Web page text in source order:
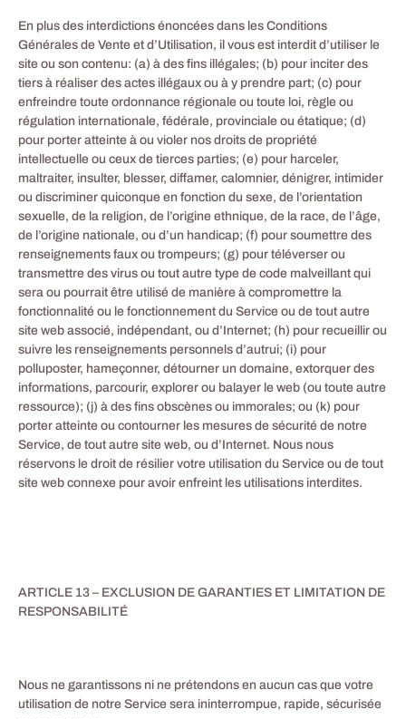
En plus des interdictions énoncées dans les Conditions
Générales de Vente et d’Utilisation, il vous est interdit d’utiliser le
site ou son contenu: (a) à des fins illégales; (b) pour inciter des
tiers à réaliser des actes illégaux ou à y prendre part; (c) pour
enfreindre toute ordonnance régionale ou toute loi, règle ou
régulation internationale, fédérale, provinciale ou étatique; (d)
pour porter atteinte à ou violer nos droits de propriété
intellectuelle ou ceux de tierces parties; (e) pour harceler,
maltraiter, insulter, blesser, diffamer, calomnier, dénigrer, intimider
ou discriminer quiconque en fonction du sexe, de l’orientation
sexuelle, de la religion, de l’origine ethnique, de la race, de l’âge,
de l’origine nationale, ou d’un handicap; (f) pour soumettre des
renseignements faux ou trompeurs; (g) pour téléverser ou
transmettre des virus ou tout autre type de code malveillant qui
sera ou pourrait être utilisé de manière à compromettre la
fonctionnalité ou le fonctionnement du Service ou de tout autre
site web associé, indépendant, ou d’Internet; (h) pour recueillir ou
suivre les renseignements personnels d’autrui; (i) pour
polluposter, hameçonner, détourner un domaine, extorquer des
informations, parcourir, explorer ou balayer le web (ou toute autre
ressource); (j) à des fins obscènes ou immorales; ou (k) pour
porter atteinte ou contourner les mesures de sécurité de notre
Service, de tout autre site web, ou d’Internet. Nous nous
réservons le droit de résilier votre utilisation du Service ou de tout
site web connexe pour avoir enfreint les utilisations interdites.
ARTICLE 13 – EXCLUSION DE GARANTIES ET LIMITATION DE
RESPONSABILITÉ
Nous ne garantissons ni ne prétendons en aucun cas que votre
utilisation de notre Service sera ininterrompue, rapide, sécurisée